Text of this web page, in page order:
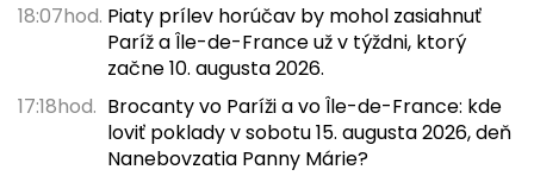
18:07hod. Piaty prílev horúčav by mohol zasiahnuť
Paríž a Île-de-France už v týždni, ktorý
začne 10. augusta 2026.
17:18hod. Brocanty vo Paríži a vo Île-de-France: kde
loviť poklady v sobotu 15. augusta 2026, deň
Nanebovzatia Panny Márie?